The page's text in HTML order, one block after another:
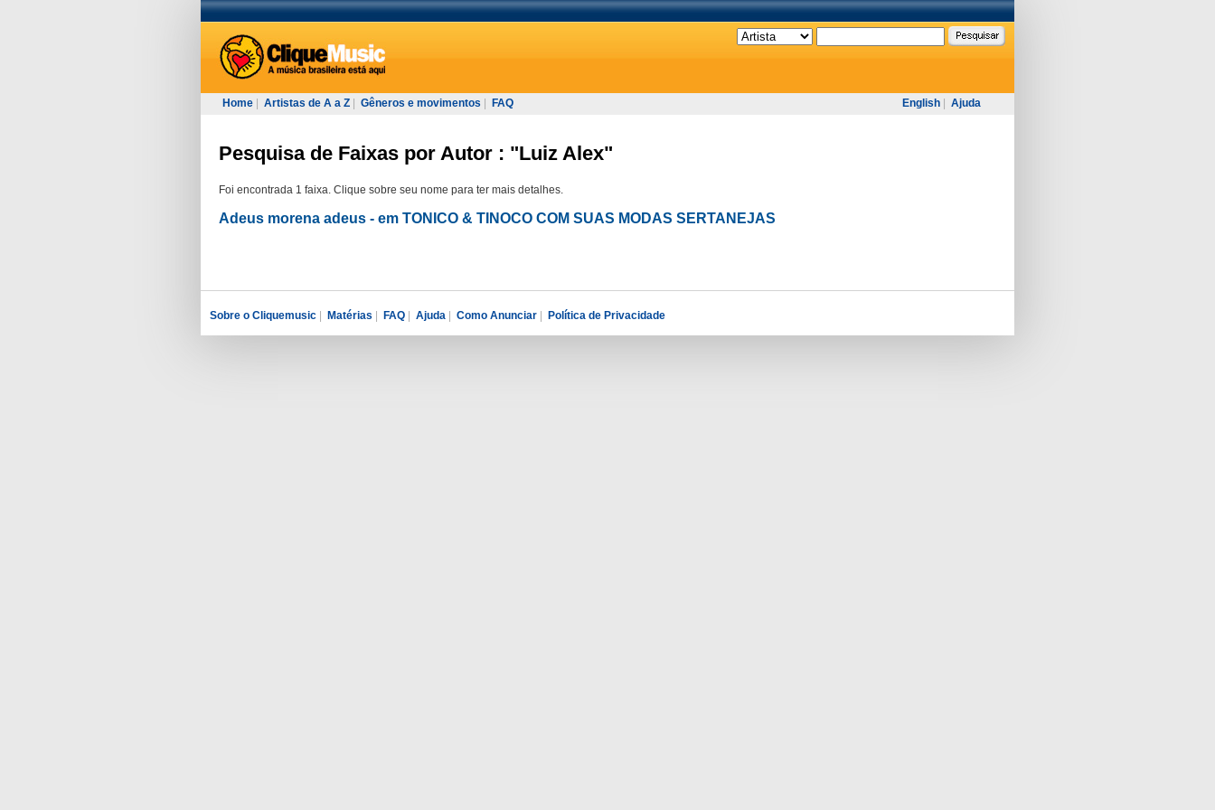
Home Artistas de A a Z Gêneros e movimentos FAQ English Ajuda
Pesquisa de Faixas por Autor : "Luiz Alex"
Foi encontrada 1 faixa. Clique sobre seu nome para ter mais detalhes.
Adeus morena adeus - em TONICO & TINOCO COM SUAS MODAS SERTANEJAS
Sobre o Cliquemusic | Matérias | FAQ | Ajuda | Como Anunciar | Política de Privacidade